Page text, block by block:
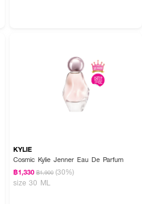
KYLIE
Cosmic Kylie Jenner Eau De Parfum
฿1,330 ฿1,900 (30%)
size 30 ML